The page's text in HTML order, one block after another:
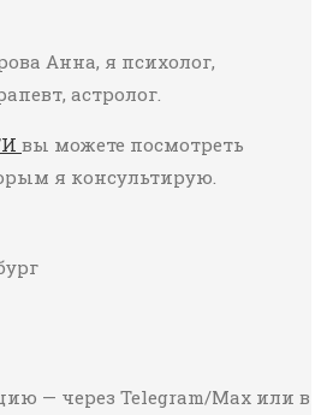
Анна, я психолог,
астролог.
вы можете посмотреть
я консультирую.
— через Telegram/Max или в